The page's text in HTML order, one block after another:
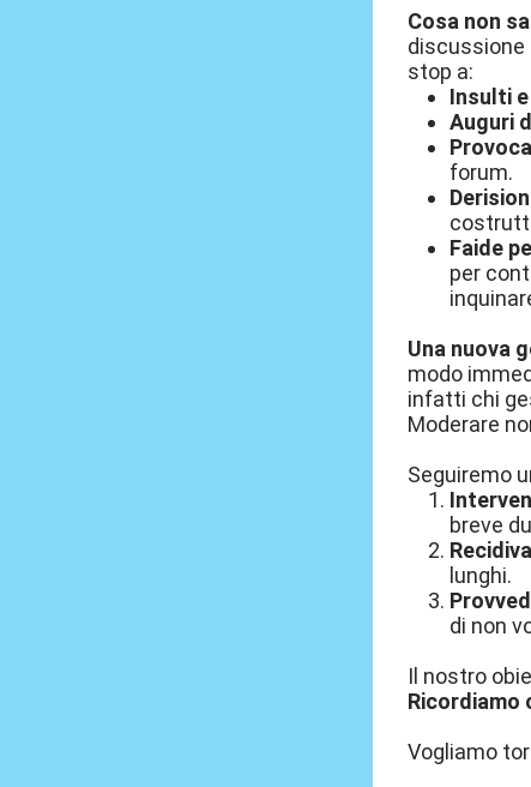
Cosa non
discussione
stop a:
Insulti
Auguri
forum.
Faide
per
Una nuova
modo
infatti chi
Moderare
Seguiremo
breve
Recidiva
lunghi.
di non
Il nostro
Ricordiamo
Vogliamo